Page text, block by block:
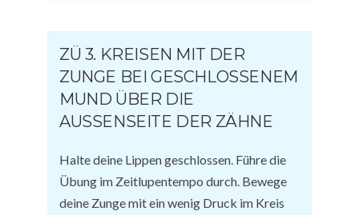
ZÜ 3. KREISEN MIT DER
ZUNGE BEI GESCHLOSSENEM
MUND ÜBER DIE
AUSSENSEITE DER ZÄHNE
Halte deine Lippen geschlossen. Führe die
Übung im Zeitlupentempo durch. Bewege
deine Zunge mit ein wenig Druck im Kreis